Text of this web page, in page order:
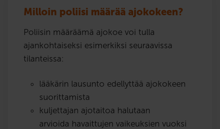
Milloin poliisi määrää ajokokeen?
Poliisin määräämä ajokoe voi tulla
ajankohtaiseksi esimerkiksi seuraavissa
tilanteissa:
lääkärin lausunto edellyttää ajokokeen
suorittamista
kuljettajan ajotaitoa halutaan
arvioida havaittujen vaikeuksien vuoksi